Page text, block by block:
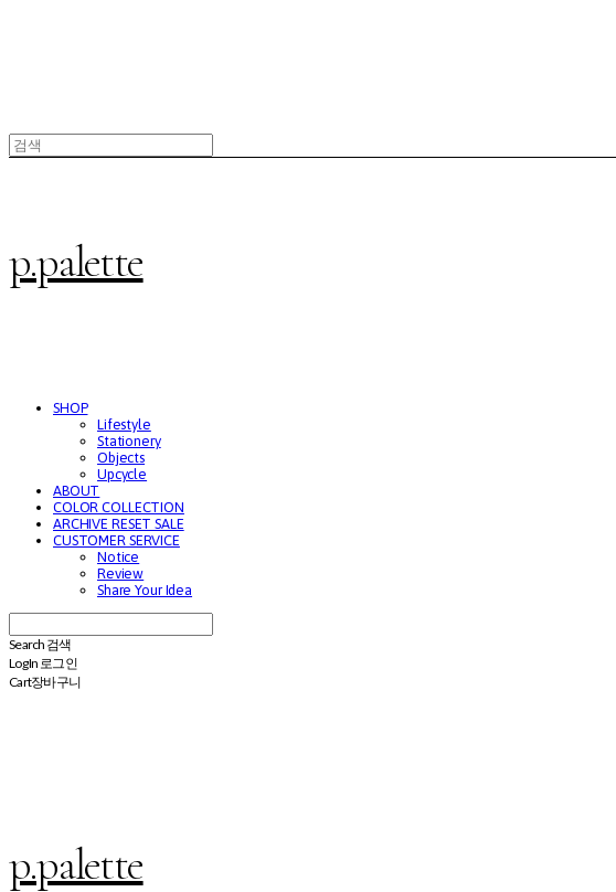
p.palette
SHOP
Lifestyle
Stationery
Objects
Upcycle
ABOUT
COLOR COLLECTION
ARCHIVE RESET SALE
CUSTOMER SERVICE
Notice
Review
Share Your Idea
Search 검색
Log In 로그인
Cart장바구니
p.palette